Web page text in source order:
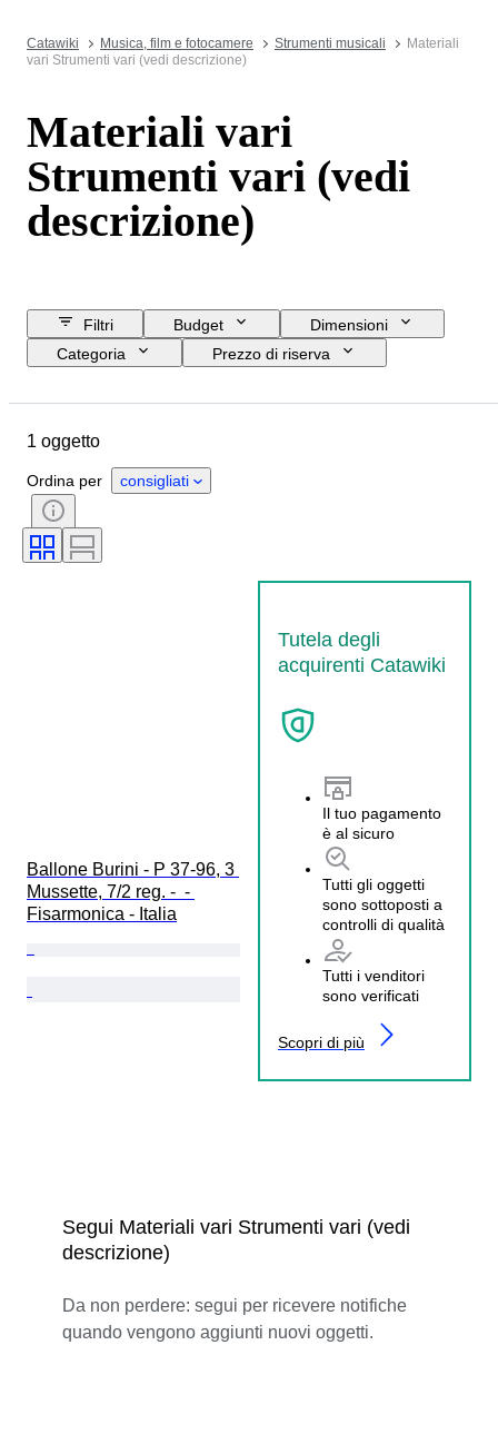
Catawiki Musica, film e fotocamere Strumenti musicali
Materiali
vari Strumenti vari (vedi descrizione)
Materiali vari
Strumenti vari (vedi
descrizione)
Filtri Budget
Dimensioni
Categoria
Prezzo di riserva
Materiale
Accessori
Epoca
1 oggetto
Ordina per consigliati
Ballone Burini - P 37-96, 3
Mussette, 7/2 reg. -  -
Fisarmonica - Italia
Tutela degli
acquirenti Catawiki
Il tuo pagamento
è al sicuro
Tutti gli oggetti
sono sottoposti a
controlli di qualità
Tutti i venditori
sono verificati
Scopri di più
Segui Materiali vari Strumenti vari (vedi
descrizione)
Da non perdere: segui per ricevere notifiche
quando vengono aggiunti nuovi oggetti.